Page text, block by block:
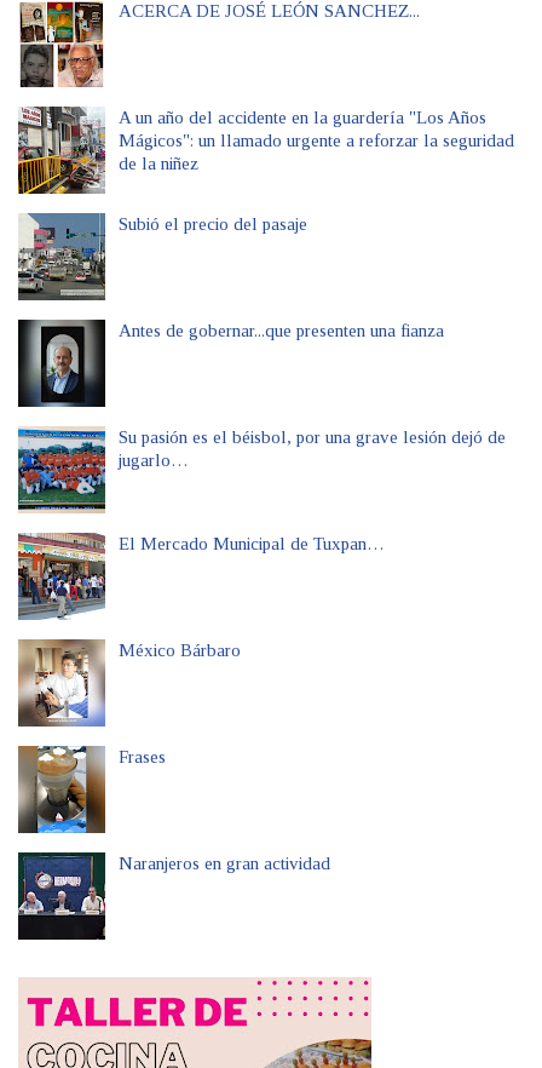
ACERCA DE JOSÉ LEÓN SANCHEZ...
A un año del accidente en la guardería "Los Años
Mágicos": un llamado urgente a reforzar la seguridad
de la niñez
Subió el precio del pasaje
Antes de gobernar...que presenten una fianza
Su pasión es el béisbol, por una grave lesión dejó de
jugarlo…
El Mercado Municipal de Tuxpan…
México Bárbaro
Frases
Naranjeros en gran actividad